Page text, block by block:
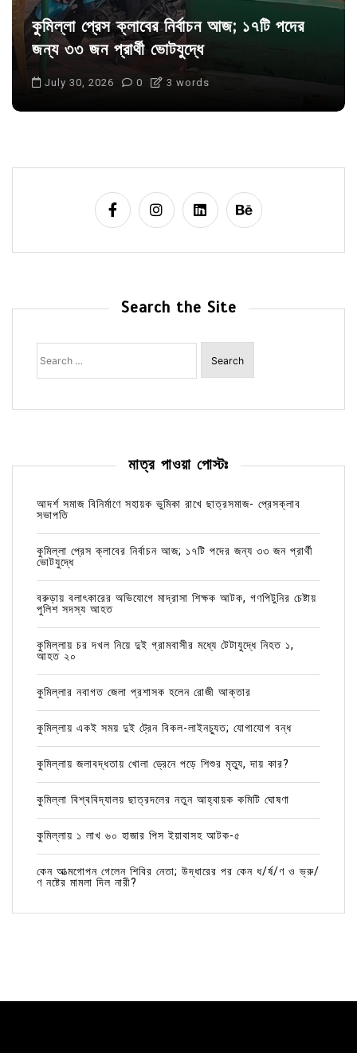
কুমিল্লা প্রেস ক্লাবের নির্বাচন আজ; ১৭টি পদের
জন্য ৩৩ জন প্রার্থী ভোটযুদ্ধে
July 30, 2026 0 3 words
Search the Site
Search
for:
মাত্র পাওয়া পোস্টঃ
আদর্শ সমাজ বিনির্মাণে সহায়ক ভুমিকা রাখে ছাত্রসমাজ- প্রেসক্লাব
সভাপতি
কুমিল্লা প্রেস ক্লাবের নির্বাচন আজ; ১৭টি পদের জন্য ৩৩ জন প্রার্থী
ভোটযুদ্ধে
বরুড়ায় বলাৎকারের অভিযোগে মাদ্রাসা শিক্ষক আটক, গণপিটুনির চেষ্টায়
পুলিশ সদস্য আহত
কুমিল্লায় চর দখল নিয়ে দুই গ্রামবাসীর মধ্যে টেটাযুদ্ধে নিহত ১,
আহত ২০
কুমিল্লার নবাগত জেলা প্রশাসক হলেন রোজী আক্তার
কুমিল্লায় একই সময় দুই ট্রেন বিকল-লাইনচ্যুত; যোগাযোগ বন্ধ
কুমিল্লায় জলাবদ্ধতায় খোলা ড্রেনে পড়ে শিশুর মৃত্যু, দায় কার?
কুমিল্লা বিশ্ববিদ্যালয় ছাত্রদলের নতুন আহ্বায়ক কমিটি ঘোষণা
কুমিল্লায় ১ লাখ ৬০ হাজার পিস ইয়াবাসহ আটক-৫
কেন আত্মগোপন গেলেন শিবির নেতা; উদ্ধারের পর কেন ধ/র্ষ/ণ ও ভ্রু/
ণ নষ্টের মামলা দিল নারী?